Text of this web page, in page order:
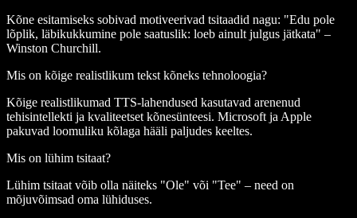
Kõne esitamiseks sobivad motiveerivad tsitaadid nagu: "Edu pole
lõplik, läbikukkumine pole saatuslik: loeb ainult julgus jätkata" –
Winston Churchill.
Mis on kõige realistlikum tekst kõneks tehnoloogia?
Kõige realistlikumad TTS-lahendused kasutavad arenenud
tehisintellekti ja kvaliteetset kõnesünteesi. Microsoft ja Apple
pakuvad loomuliku kõlaga hääli paljudes keeltes.
Mis on lühim tsitaat?
Lühim tsitaat võib olla näiteks "Ole" või "Tee" – need on
mõjuvõimsad oma lühiduses.